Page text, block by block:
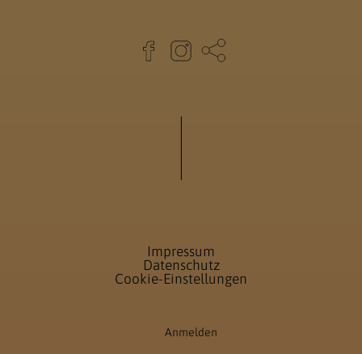
Impressum
Datenschutz
Cookie-Einstellungen
Anmelden